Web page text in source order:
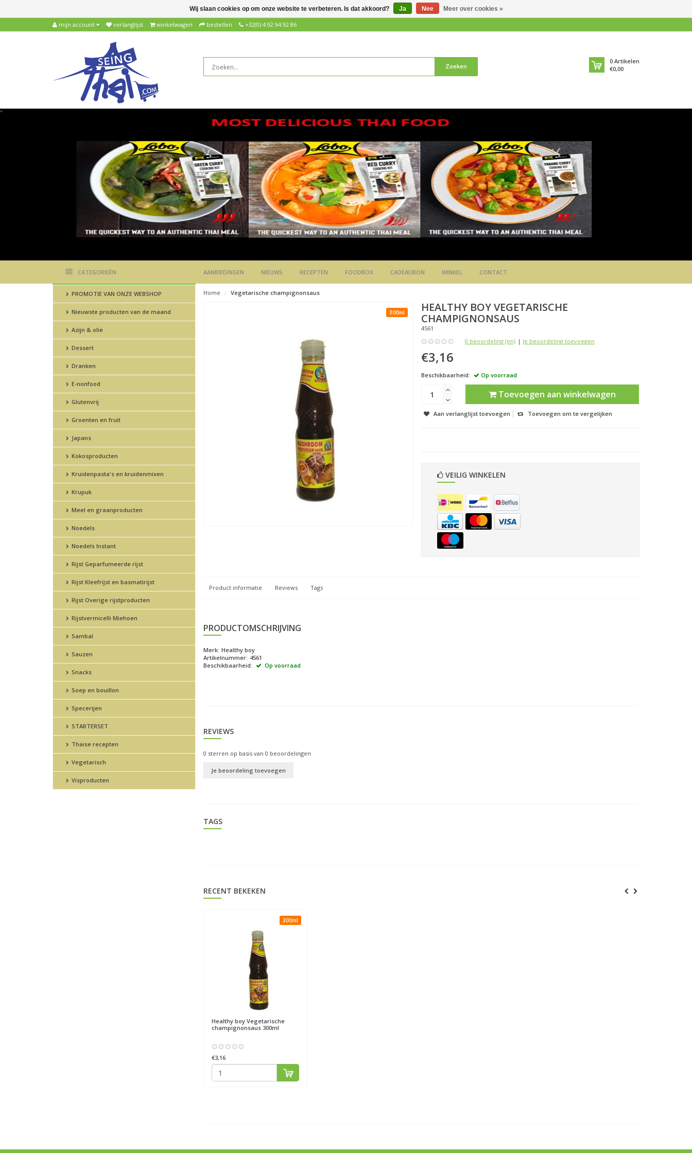
mijn account verlanglijst winkelwagen bestellen +32(0) 4 92 94 92 86
Zoeken
0 Artikelen
€0,00
"
CATEGORIEËN AANBIEDINGEN NIEUWS RECEPTEN FOODBOX CADEAUBON WINKEL CONTACT
PROMOTIE VAN ONZE WEBSHOP
Nieuwste producten van de maand
Azijn & olie
Dessert
Dranken
E-nonfood
Glutenvrij
Groenten en fruit
Japans
Kokosproducten
Kruidenpasta's en kruidenmixen
Krupuk
Meel en graanproducten
Noedels
Noedels Instant
Rijst Geparfumeerde rijst
Rijst Kleefrijst en basmatirijst
Rijst Overige rijstproducten
Rijstvermicelli Miehoen
Sambal
Sauzen
Snacks
Soep en bouillon
Specerijen
STARTERSET
Thaise recepten
Vegetarisch
Visproducten
Home Vegetarische champignonsaus
300ml HEALTHY BOYVEGETARISCHE
CHAMPIGNONSAUS
4561
0 beoordeling (en) | Je beoordeling toevoegen
€3,16
Beschikbaarheid: Op voorraad
Toevoegen aan winkelwagen
Aan verlanglijst toevoegen Toevoegen om te vergelijken
VEILIG WINKELEN
Product informatie Reviews Tags
PRODUCTOMSCHRIJVING
Merk: Healthy boy
Artikelnummer: 4561
Beschikbaarheid:
Op voorraad
REVIEWS
0 sterren op basis van 0 beoordelingen
Je beoordeling toevoegen
TAGS
RECENT BEKEKEN
300ml
Healthy boyVegetarische
champignonsaus 300ml
€3,16
Wij slaan cookies op om onze website te verbeteren. Is dat akkoord? Ja Nee Meer over cookies »